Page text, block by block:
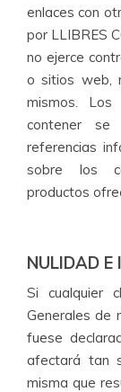
enlaces con
por LLIBRES
no ejerce
o sitios web,
mismos.
contener se
referencias
sobre los
productos
NULIDAD E
Si cualquier
Generales de
fuese
afectará tan
misma que